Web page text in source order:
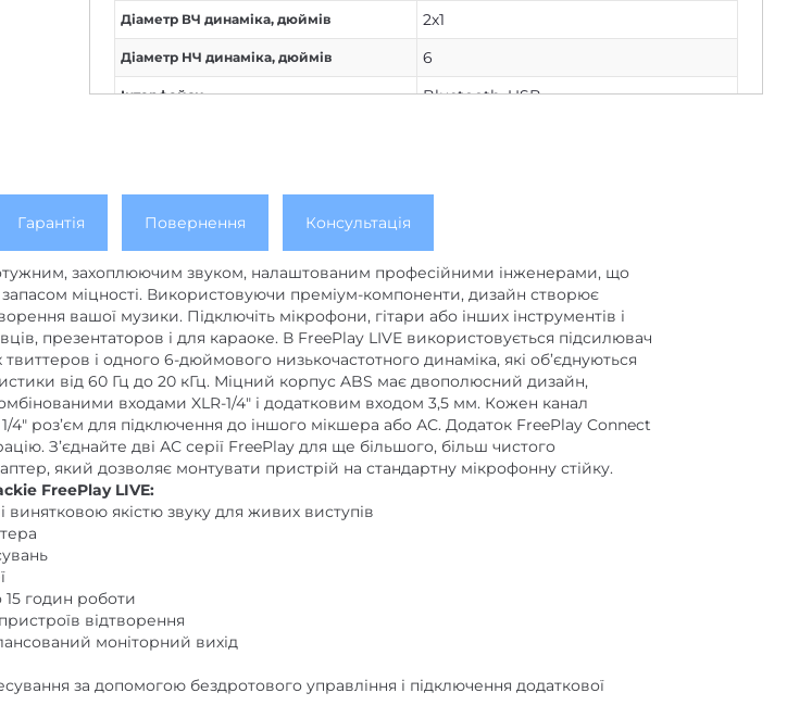
Діаметр ВЧ динаміка, дюймів 2х1
Діаметр НЧ динаміка, дюймів 6
Інтерфейси Bluetooth,USB
Гарантія Повернення Консультація
захоплюючим звуком, налаштованим професійними інженерами, що
міцності. Використовуючи преміум-компоненти, дизайн створює
вашої музики. Підключіть мікрофони, гітари або інших інструментів і
презентаторов і для караоке. В FreePlay LIVE використовується підсилювач
і одного 6-дюймового низькочастотного динаміка, які об’єднуються
від 60 Гц до 20 кГц. Міцний корпус ABS має двополюсний дизайн,
входами XLR-1/4″ і додатковим входом 3,5 мм. Кожен канал
4″ роз’єм для підключення до іншого мікшера або АС. Додаток FreePlay Connect
З’єднайте дві АС серії FreePlay для ще більшого, більш чистого
який дозволяє монтувати пристрій на стандартну мікрофонну стійку.
FreePlay LIVE:
винятковою якістю звуку для живих виступів
15 годин роботи
відтворення
моніторний вихід
за допомогою бездротового управління і підключення додаткової